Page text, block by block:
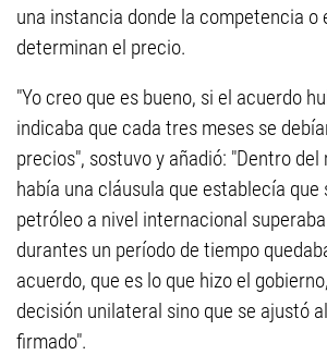
una instancia donde la competencia o
determinan el precio.
"Yo creo que es bueno, si el acuerdo
indicaba que cada tres meses se
precios", sostuvo y añadió: "Dentro
había una cláusula que establecía que
petróleo a nivel internacional
durantes un período de tiempo
acuerdo, que es lo que hizo el
decisión unilateral sino que se ajustó
firmado".